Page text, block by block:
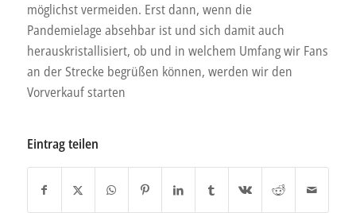
möglichst vermeiden. Erst dann, wenn die
Pandemielage absehbar ist und sich damit auch
herauskristallisiert, ob und in welchem Umfang wir Fans
an der Strecke begrüßen können, werden wir den
Vorverkauf starten
Eintrag teilen